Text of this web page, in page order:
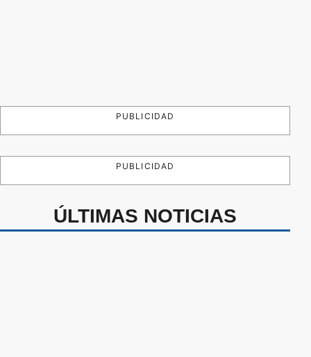
PUBLICIDAD
PUBLICIDAD
ÚLTIMAS NOTICIAS